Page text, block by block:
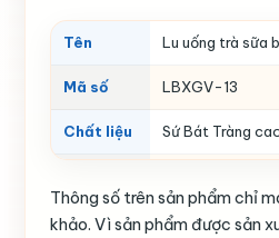
Tên Lu uống trà sữa
Mã số LBXGV-13
Chất liệu Sứ Bát Tràng
Màu sắc Vàng tươi
Thông số trên sản phẩm chỉ
khảo. Vì sản phẩm được sản